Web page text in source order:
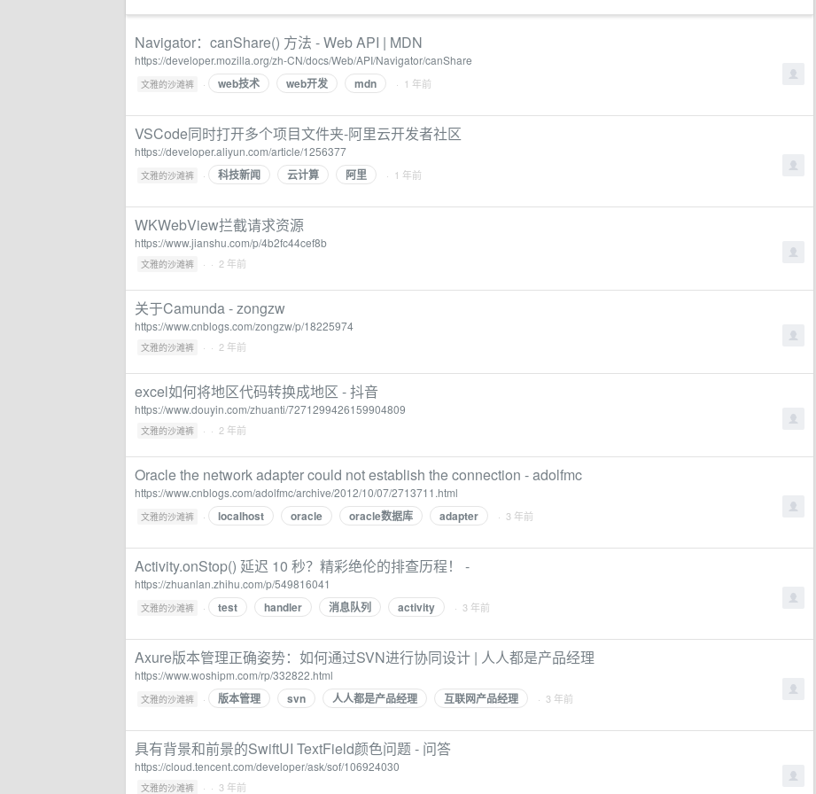
Navigator：canShare() 方法 - Web API | MDN
https://developer.mozilla.org/zh-CN/docs/Web/API/Navigator/canShare
文雅的沙滩裤 · web技术 web开发 mdn · 1 年前
VSCode同时打开多个项目文件夹-阿里云开发者社区
https://developer.aliyun.com/article/1256377
文雅的沙滩裤 · 科技新闻 云计算 阿里 · 1 年前
WKWebView拦截请求资源
https://www.jianshu.com/p/4b2fc44cef8b
文雅的沙滩裤 · · 2 年前
关于Camunda - zongzw
https://www.cnblogs.com/zongzw/p/18225974
文雅的沙滩裤 · · 2 年前
excel如何将地区代码转换成地区 - 抖音
https://www.douyin.com/zhuanti/7271299426159904809
文雅的沙滩裤 · · 2 年前
Oracle the network adapter could not establish the connection - adolfmc
https://www.cnblogs.com/adolfmc/archive/2012/10/07/2713711.html
文雅的沙滩裤 · localhost oracle oracle数据库 adapter · 3 年前
Activity.onStop() 延迟 10 秒？精彩绝伦的排查历程！ -
https://zhuanlan.zhihu.com/p/549816041
文雅的沙滩裤 · test handler 消息队列 activity · 3 年前
Axure版本管理正确姿势：如何通过SVN进行协同设计 | 人人都是产品经理
https://www.woshipm.com/rp/332822.html
文雅的沙滩裤 · 版本管理 svn 人人都是产品经理 互联网产品经理 · 3 年前
具有背景和前景的SwiftUI TextField颜色问题 - 问答
https://cloud.tencent.com/developer/ask/sof/106924030
文雅的沙滩裤 · · 3 年前